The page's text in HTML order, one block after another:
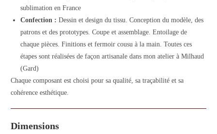
sublimation en France
Confection : Dessin et design du tissu. Conception du modèle, des
patrons et des prototypes. Coupe et assemblage. Entoilage de
chaque pièces. Finitions et fermoir cousu à la main. Toutes ces
étapes sont réalisées de façon artisanale dans mon atelier à Milhaud
(Gard)
Chaque composant est choisi pour sa qualité, sa traçabilité et sa
cohérence esthétique.
Dimensions